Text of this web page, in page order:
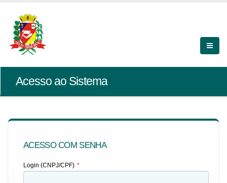
Acesso ao Sistema
ACESSO COM SENHA
Login (CNPJ/CPF) *